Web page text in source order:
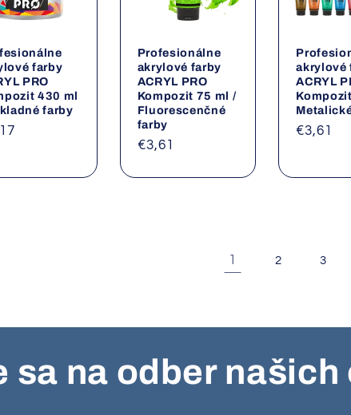
farby
PRO
430 ml
farby
Profesionálne
akrylové farby
ACRYL PRO
Kompozit 75 ml /
Fluorescenčné
farby
Normálna
€3,61
akrylové
ACRYL
€3,61
1 2 3
sa na odber našich